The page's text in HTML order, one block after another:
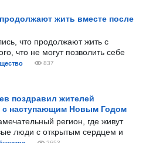
жить вместе после
что продолжают жить с
что не могут позволить себе
837
поздравил жителей
с наступающим Новым Годом
регион, где живут
люди с открытым сердцем и